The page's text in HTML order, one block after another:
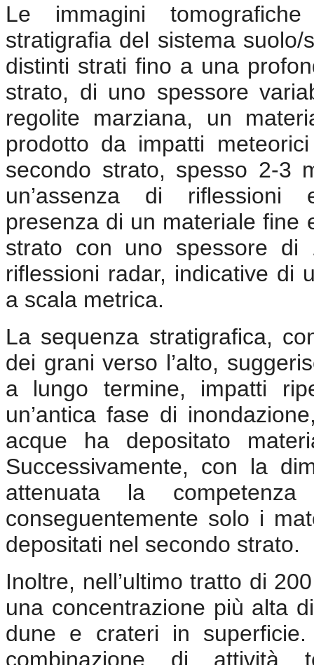
Le immagini
stratigrafia del sistema
distinti strati fino a una
strato, di uno spessore
regolite marziana, un
prodotto da impatti
secondo strato, spesso 2-3
un’assenza di riflessioni
presenza di un materiale fine
strato con uno spessore
riflessioni radar, indicative di
a scala metrica.
La sequenza stratigrafica,
dei grani verso l’alto,
a lungo termine, impatti
un’antica fase di
acque ha depositato
Successivamente, con la
attenuata la
conseguentemente solo i
depositati nel secondo strato.
Inoltre, nell’ultimo tratto di
una concentrazione più alta
dune e crateri in
combinazione di attività